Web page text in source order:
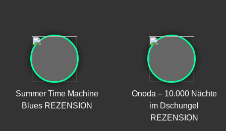
Summer Time Machine
Blues REZENSION
Onoda – 10.000 Nächte
im Dschungel
REZENSION